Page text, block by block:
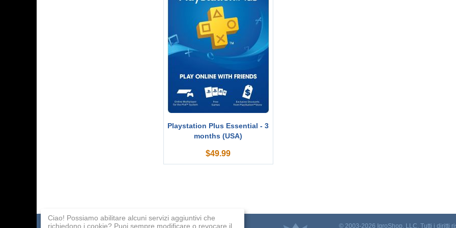
Playstation Plus Essential - 3
months (USA)
$49.99
© 2003-2026 IgroShop, LLC. Tutti i diritti
Ciao! Possiamo abilitare alcuni servizi aggiuntivi che
richiedono i cookie? Puoi sempre modificare o revocare il